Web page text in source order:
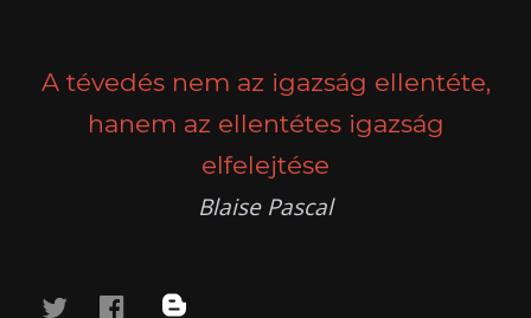
A tévedés nem az igazság ellentéte,
hanem az ellentétes igazság
elfelejtése
Blaise Pascal
twitterfacebook
blog